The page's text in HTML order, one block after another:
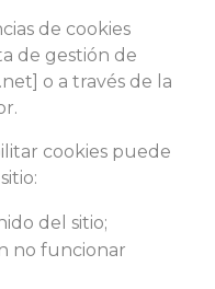
de cookies
de gestión de
o a través de la
cookies puede
del sitio;
no funcionar